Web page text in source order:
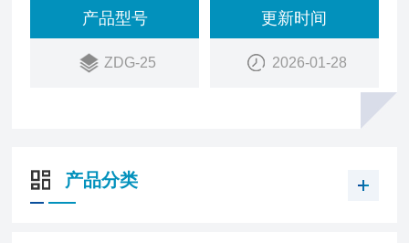
产品型号
ZDG-25
更新时间
2026-01-28
产品分类